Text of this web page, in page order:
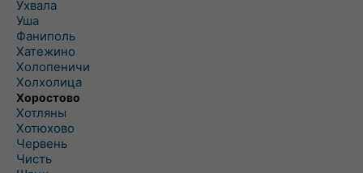
Ухвала
Уша
Фаниполь
Хатежино
Холопеничи
Холхолица
Хоростово
Хотляны
Хотюхово
Червень
Чисть